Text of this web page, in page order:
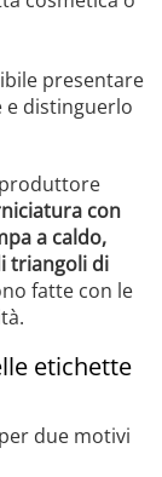
presentare
distinguerlo
con
a caldo,
triangoli di
fatte con le
etichette
due motivi